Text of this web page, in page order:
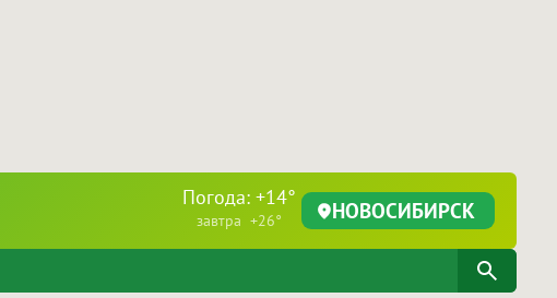
Погода: +14°
завтра +26° НОВОСИБИРСК